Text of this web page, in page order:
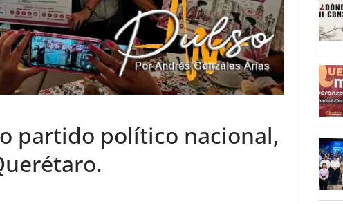
partido político nacional,